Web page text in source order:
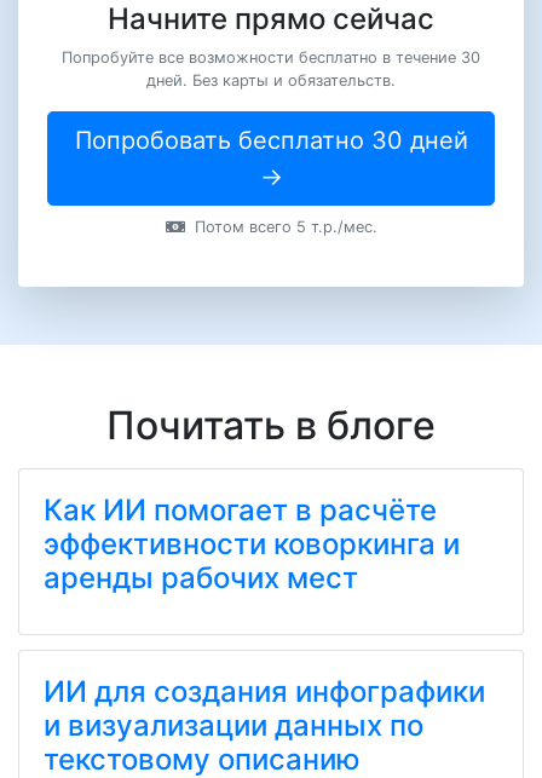
Начните прямо сейчас
Попробуйте все возможности бесплатно в течение 30
дней. Без карты и обязательств.
Попробовать бесплатно 30 дней
→
Потом всего 5 т.р./мес.
Почитать в блоге
Как ИИ помогает в расчёте
эффективности коворкинга и
аренды рабочих мест
ИИ для создания инфографики
и визуализации данных по
текстовому описанию